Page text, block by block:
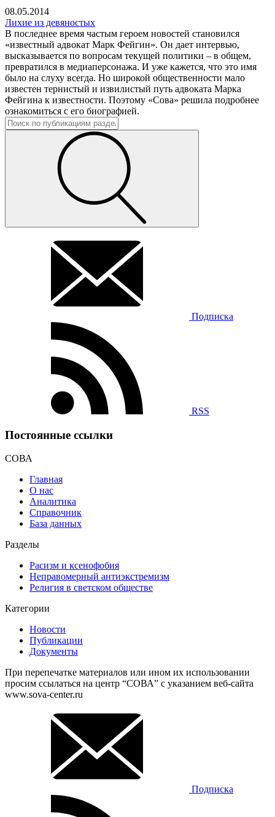
08.05.2014
Лихие из девяностых
В последнее время частым героем новостей становился
«известный адвокат Марк Фейгин». Он дает интервью,
высказывается по вопросам текущей политики – в общем,
превратился в медиаперсонажа. И уже кажется, что это имя
было на слуху всегда. Но широкой общественности мало
известен тернистый и извилистый путь адвоката Марка
Фейгина к известности. Поэтому «Сова» решила подробнее
ознакомиться с его биографией.
Подписка
RSS
Постоянные ссылки
СОВА
Главная
О нас
Аналитика
Справочник
База данных
Разделы
Расизм и ксенофобия
Неправомерный антиэкстремизм
Религия в светском обществе
Категории
Новости
Публикации
Документы
При перепечатке материалов или ином их использовании
просим ссылаться на центр “СОВА” с указанием веб-сайта
www.sova-center.ru
Подписка